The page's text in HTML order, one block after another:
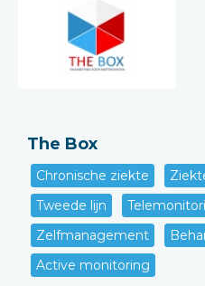
The Box
Chronische ziekte
Tweede lijn
Zelfmanagement
Active monitoring